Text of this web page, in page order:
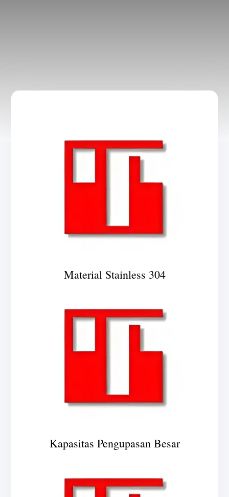
Material Stainless 304
Kapasitas Pengupasan Besar